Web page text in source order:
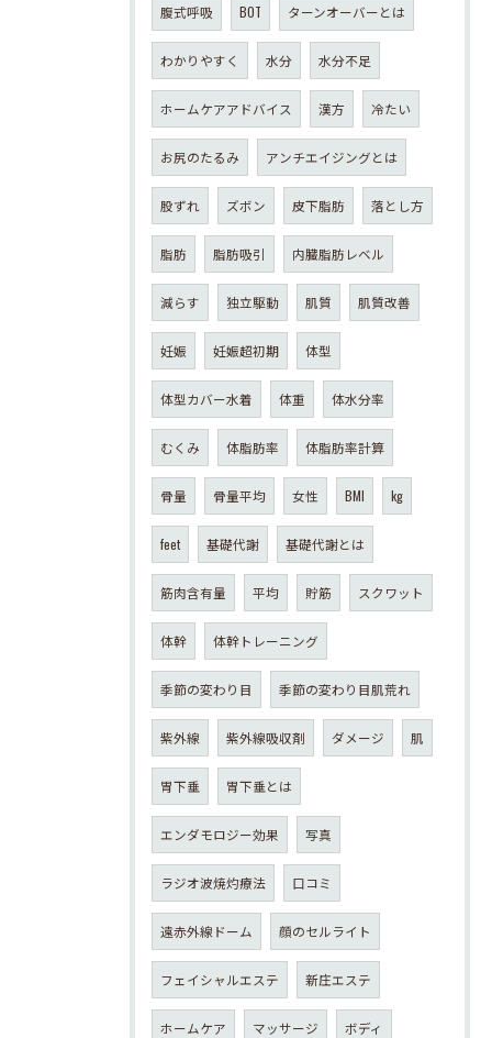
腹式呼吸 BOT ターンオーバーとは
わかりやすく 水分 水分不足
ホームケアアドバイス 漢方 冷たい
お尻のたるみ アンチエイジングとは
股ずれ ズボン 皮下脂肪 落とし方
脂肪 脂肪吸引 内臓脂肪レベル
減らす 独立駆動 肌質 肌質改善
妊娠 妊娠超初期 体型
体型カバー水着 体重 体水分率
むくみ 体脂肪率 体脂肪率計算
骨量 骨量平均 女性 BMI kg
feet 基礎代謝 基礎代謝とは
筋肉含有量 平均 貯筋 スクワット
体幹 体幹トレーニング
季節の変わり目 季節の変わり目肌荒れ
紫外線 紫外線吸収剤 ダメージ 肌
胃下垂 胃下垂とは
エンダモロジー効果 写真
ラジオ波焼灼療法 口コミ
遠赤外線ドーム 顔のセルライト
フェイシャルエステ 新庄エステ
ホームケア マッサージ ボディ